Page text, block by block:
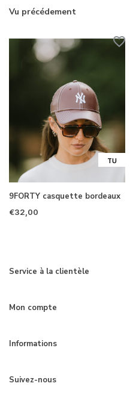
Vu précédement
TU
9FORTY casquette bordeaux
€32,00
Service à la clientèle
Mon compte
Informations
Suivez-nous